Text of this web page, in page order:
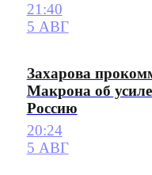
21:40
5 АВГ
Захарова
Макрона об
Россию
20:24
5 АВГ